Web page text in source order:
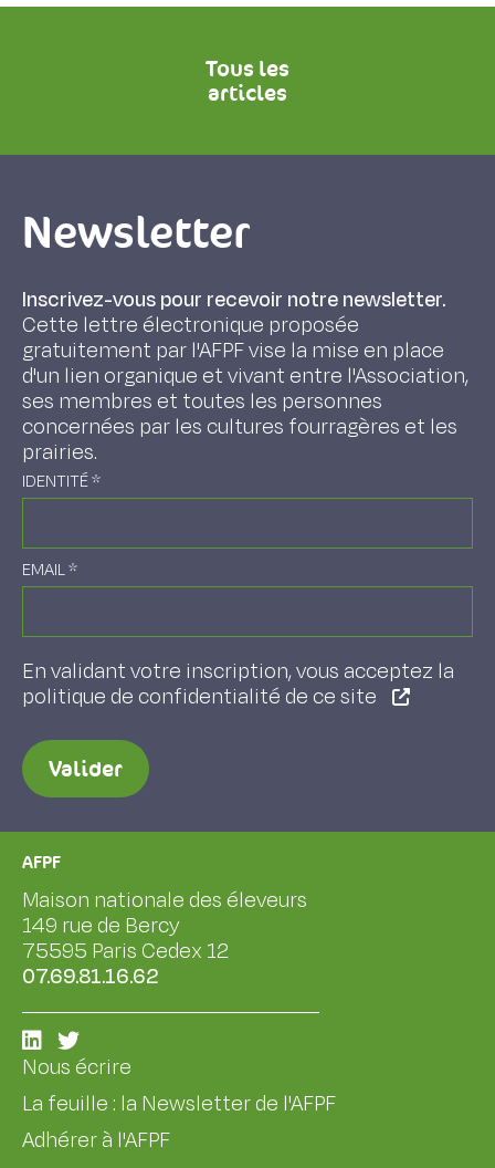
Tous les
articles
Newsletter
Inscrivez-vous pour recevoir notre newsletter.
Cette lettre électronique proposée
gratuitement par l'AFPF vise la mise en place
d'un lien organique et vivant entre l'Association,
ses membres et toutes les personnes
concernées par les cultures fourragères et les
prairies.
IDENTITÉ*
EMAIL*
En validant votre inscription, vous acceptez la
politique de confidentialité de ce site
Valider
AFPF
Maison nationale des éleveurs
149 rue de Bercy
75595 Paris Cedex 12
07.69.81.16.62
Nous écrire
La feuille : la Newsletter de l'AFPF
Adhérer à l'AFPF